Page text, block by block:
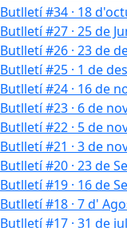
Butlletí #34 · 18
Butlletí #27 · 25 de
Butlletí #26 · 23 de
Butlletí #25 · 1 de
Butlletí #24 · 16 de
Butlletí #23 · 6 de
Butlletí #22 · 5 de
Butlletí #21 · 3 de
Butlletí #20 · 23 de
Butlletí #19 · 16 de
Butlletí #18 · 7 d'
Butlletí #17 · 31 de